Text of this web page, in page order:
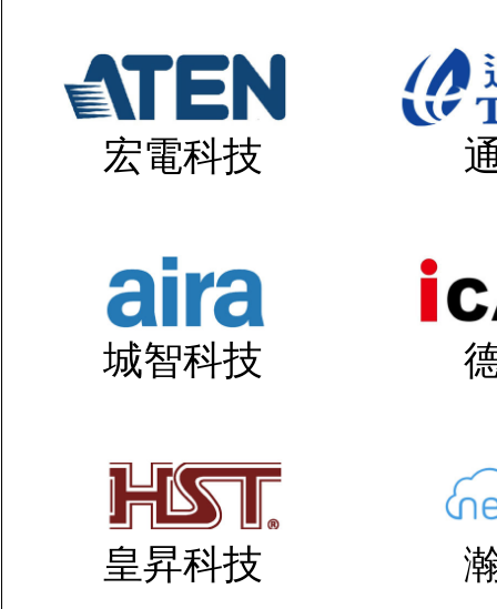
宏電科技
城智科技
皇昇科技